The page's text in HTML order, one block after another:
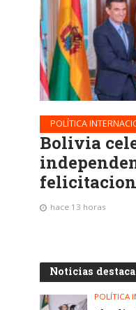
POLÍTICA
Bolivia
hace 13 horas
Noticias
POLÍTICA